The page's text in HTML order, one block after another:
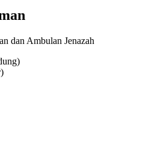
dan Ambulan Jenazah